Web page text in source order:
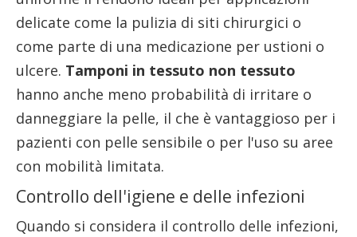
delicate come la pulizia di siti chirurgici o
come parte di una medicazione per ustioni o
ulcere. Tamponi in tessuto non tessuto
hanno anche meno probabilità di irritare o
danneggiare la pelle, il che è vantaggioso per i
pazienti con pelle sensibile o per l'uso su aree
con mobilità limitata.
Controllo dell'igiene e delle infezioni
Quando si considera il controllo delle infezioni,